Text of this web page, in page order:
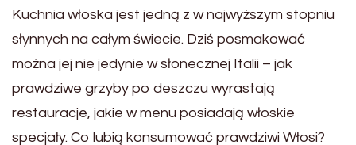
Kuchnia włoska jest jedną z w najwyższym stopniu
słynnych na całym świecie. Dziś posmakować
można jej nie jedynie w słonecznej Italii – jak
prawdziwe grzyby po deszczu wyrastają
restauracje, jakie w menu posiadają włoskie
specjały. Co lubią konsumować prawdziwi Włosi?